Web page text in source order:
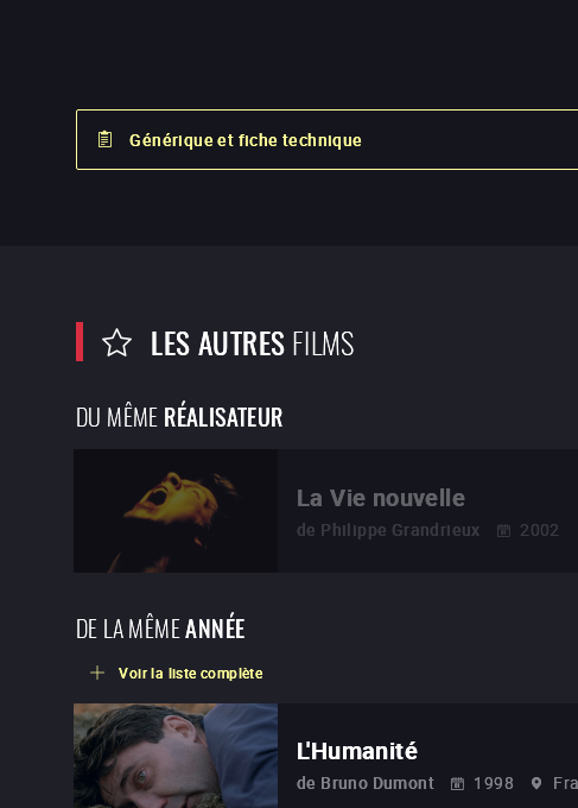
Générique et fiche technique
LES AUTRESFILMS
DU MÊMERÉALISATEUR
La Vie nouvelle
de Philippe Grandrieux 2002
DE LA MÊMEANNÉE
Voir la liste complète
L'Humanité
de Bruno Dumont 1998